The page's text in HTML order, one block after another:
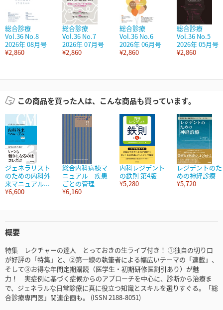
総合診療
Vol.36 No.8
2026年 08月号
¥2,860
総合診療
Vol.36 No.7
2026年 07月号
¥2,860
総合診療
Vol.36 No.6
2026年 06月号
¥2,860
総合診療
Vol.36 No.5
2026年 05月号
¥2,860
この商品を買った人は、こんな商品も買っています。
ジェネラリスト
のための内科外
来マニュアル...
¥6,600
総合内科病棟マ
ニュアル 疾患
ごとの管理
¥6,160
内科レジデント
の鉄則 第4版
¥5,280
レジデントのた
めの神経診療
¥5,720
概要
特集 レクチャーの達人 とっておきの生ライブ付き！ ①独自の切り口
が好評の「特集」と、②第一線の執筆者による幅広いテーマの「連載」、
そして③お得な年間定期購読（医学生・初期研修医割引あり）が魅
力！ 実症例に基づく症候からのアプローチを中心に、診断から治療ま
で、ジェネラルな日常診療に真に役立つ知識とスキルを選りすぐる。「総
合診療専門医」関連企画も。 (ISSN 2188-8051)